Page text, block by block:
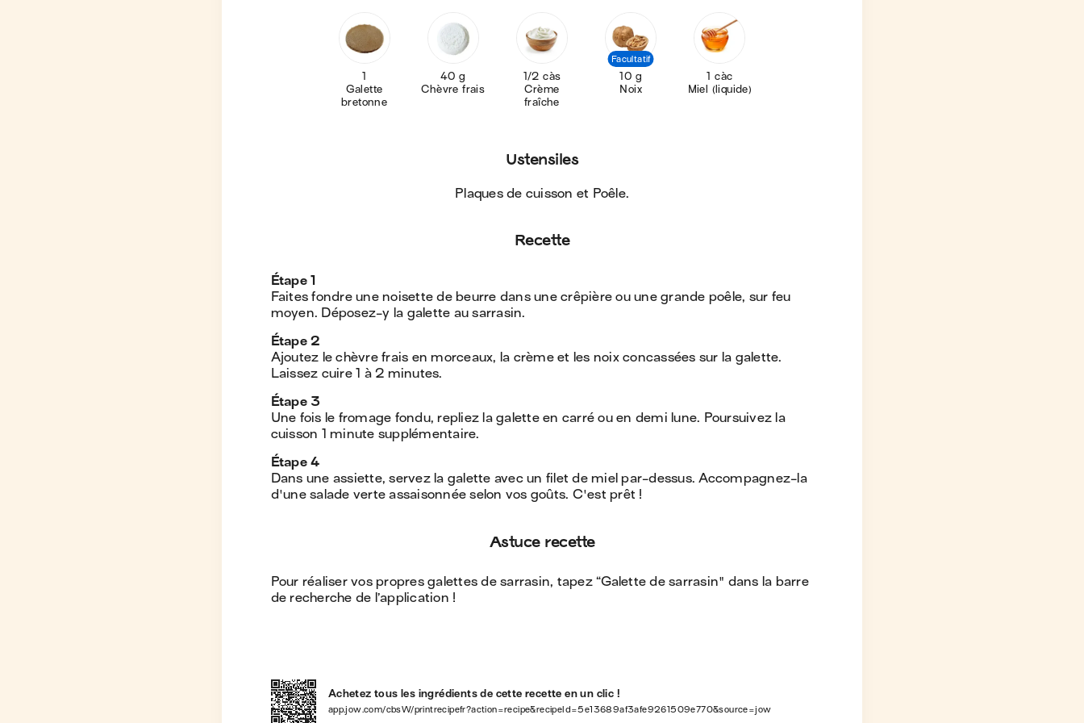
1
Galette
bretonne
40 g
Chèvre frais
1/2 càs
Crème
fraîche
Facultatif
10 g
Noix
1 càc
Miel (liquide)
Ustensiles
Plaques de cuisson et Poêle.
Recette
Étape 1
Faites fondre une noisette de beurre dans une crêpière ou une grande poêle, sur feu
moyen. Déposez-y la galette au sarrasin.
Étape 2
Ajoutez le chèvre frais en morceaux, la crème et les noix concassées sur la galette.
Laissez cuire 1 à 2 minutes.
Étape 3
Une fois le fromage fondu, repliez la galette en carré ou en demi lune. Poursuivez la
cuisson 1 minute supplémentaire.
Étape 4
Dans une assiette, servez la galette avec un filet de miel par-dessus. Accompagnez-la
d'une salade verte assaisonnée selon vos goûts. C'est prêt !
Astuce recette
Pour réaliser vos propres galettes de sarrasin, tapez “Galette de sarrasin" dans la barre
de recherche de l’application !
Achetez tous les ingrédients de cette recette en un clic !
app.jow.com/cbsW/printrecipefr?action=recipe&recipeId=5e13689af3afe9261509e770&source=jow